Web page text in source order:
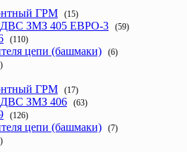
ГРМ (15)
ДВС ЗМЗ 405 ЕВРО-3 (59)
(110)
цепи (башмаки) (6)
ГРМ (17)
ДВС ЗМЗ 406 (63)
(126)
цепи (башмаки) (7)